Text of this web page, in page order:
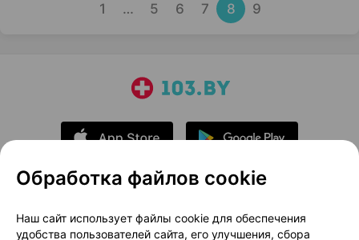
1 … 5 6 7 8 9
О проекте
Новости проекта
Обработка файлов cookie
Наш сайт использует файлы cookie для обеспечения
удобства пользователей сайта, его улучшения, сбора